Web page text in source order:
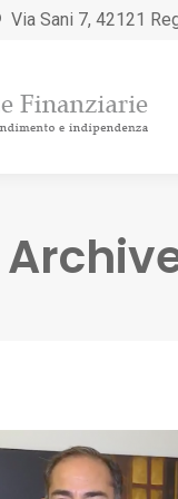
Via Sani 7, 42121